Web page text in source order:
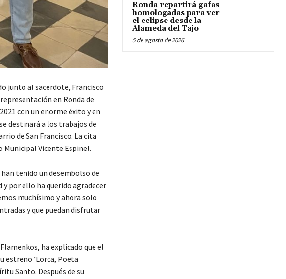
junto al sacerdote, Francisco
en Ronda de
con un enorme éxito y en
destinará a los trabajos de
de San Francisco. La cita
Municipal Vicente Espinel.
tenido un desembolso de
y por ello ha querido agradecer
muchísimo y ahora solo
y que puedan disfrutar
ha explicado que el
estreno ‘Lorca, Poeta
Santo. Después de su
Ronda repartirá gafas
homologadas para ver
el eclipse desde la
Alameda del Tajo
5 de agosto de 2026